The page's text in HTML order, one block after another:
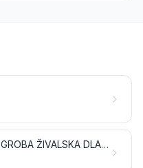
VOLNA, FINA ALI GROBA ŽIVALSKA DLAKA; PREJA IN TKANINE IZ KONJSKE ŽIME